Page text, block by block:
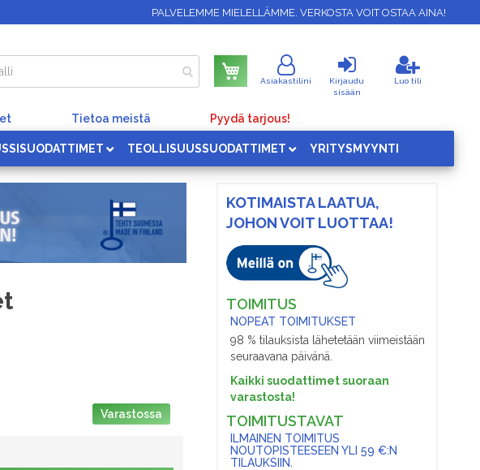
PALVELEMME MIELELLÄMME. VERKOSTA VOIT OSTAA AINA!
Ostoskori
Asiakastilini
Kirjaudu
sisään
Luo tili
Tietoa meistä Pyydä tarjous!
TEOLLISUUSSUODATTIMET YRITYSMYYNTI
Varastossa
KOTIMAISTA LAATUA,
JOHON VOIT LUOTTAA!
TOIMITUS
NOPEAT TOIMITUKSET
98 % tilauksista lähetetään viimeistään
seuraavana päivänä.
Kaikki suodattimet suoraan
varastosta!
TOIMITUSTAVAT
ILMAINEN TOIMITUS
NOUTOPISTEESEEN YLI 59 €:N
TILAUKSIIN.